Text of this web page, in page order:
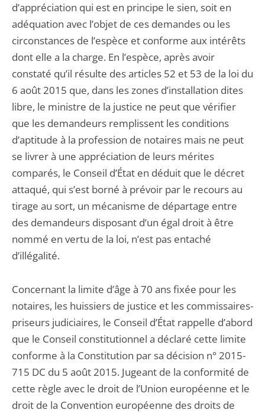
d’appréciation qui est en principe le sien, soit en
adéquation avec l’objet de ces demandes ou les
circonstances de l’espèce et conforme aux intérêts
dont elle a la charge. En l’espèce, après avoir
constaté qu’il résulte des articles 52 et 53 de la loi du
6 août 2015 que, dans les zones d’installation dites
libre, le ministre de la justice ne peut que vérifier
que les demandeurs remplissent les conditions
d’aptitude à la profession de notaires mais ne peut
se livrer à une appréciation de leurs mérites
comparés, le Conseil d’État en déduit que le décret
attaqué, qui s’est borné à prévoir par le recours au
tirage au sort, un mécanisme de départage entre
des demandeurs disposant d’un égal droit à être
nommé en vertu de la loi, n’est pas entaché
d’illégalité.
Concernant la limite d’âge à 70 ans fixée pour les
notaires, les huissiers de justice et les commissaires-
priseurs judiciaires, le Conseil d’État rappelle d’abord
que le Conseil constitutionnel a déclaré cette limite
conforme à la Constitution par sa décision n° 2015-
715 DC du 5 août 2015. Jugeant de la conformité de
cette règle avec le droit de l’Union européenne et le
droit de la Convention européenne des droits de